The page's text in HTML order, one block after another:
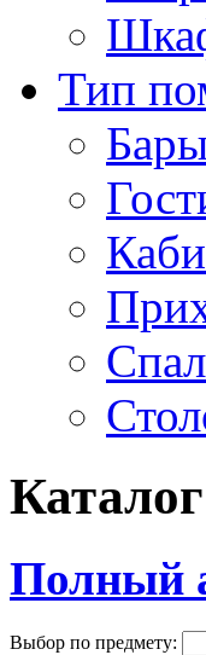
Тип
Полный
Выбор по предмету: